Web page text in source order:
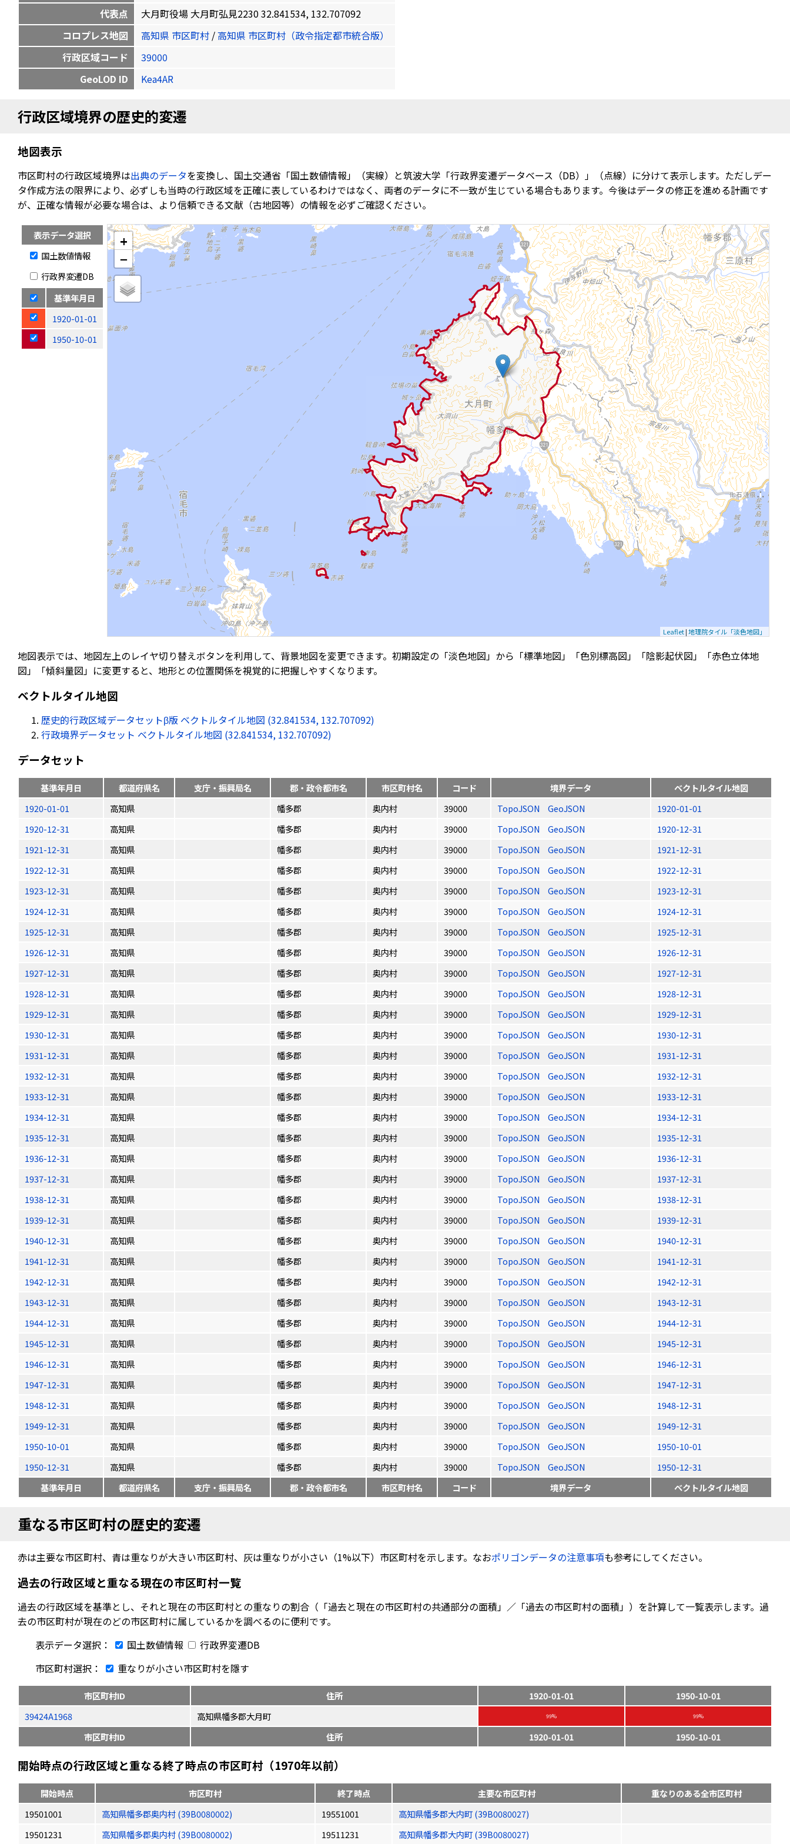
代表点
大月町役場 大月町弘見2230 32.841534, 132.707092
コロプレス地図
高知県 市区町村 /高知県 市区町村（政令指定都市統合版）
行政区域コード
39000
GeoLOD ID
Kea4AR
行政区域境界の歴史的変遷
地図表示
市区町村の行政区域境界は出典のデータを変換し、国土交通省「国土数値情報」（実線）と筑波大学「行政界変遷データベース（DB）」（点線）に分けて表示します。ただしデー
タ作成方法の限界により、必ずしも当時の行政区域を正確に表しているわけではなく、両者のデータに不一致が生じている場合もあります。今後はデータの修正を進める計画です
が、正確な情報が必要な場合は、より信頼できる文献（古地図等）の情報を必ずご確認ください。
表示データ選択
国土数値情報
行政界変遷DB
基準年月日
1920-01-01
1950-10-01
+
−
Leaflet|地理院タイル「淡色地図」
地図表示では、地図左上のレイヤ切り替えボタンを利用して、背景地図を変更できます。初期設定の「淡色地図」から「標準地図」「色別標高図」「陰影起伏図」「赤色立体地
図」「傾斜量図」に変更すると、地形との位置関係を視覚的に把握しやすくなります。
ベクトルタイル地図
歴史的行政区域データセットβ版 ベクトルタイル地図 (32.841534, 132.707092)
行政境界データセット ベクトルタイル地図 (32.841534, 132.707092)
データセット
基準年月日 都道府県名 支庁・振興局名 郡・政令都市名 市区町村名 コード 境界データ
ベクトルタイル地図
1920-01-01
高知県 幡多郡 奥内村 39000 TopoJSON GeoJSON
1920-01-01
1920-12-31
高知県 幡多郡 奥内村 39000 TopoJSON GeoJSON
1920-12-31
1921-12-31
高知県 幡多郡 奥内村 39000 TopoJSON GeoJSON
1921-12-31
1922-12-31
高知県 幡多郡 奥内村 39000 TopoJSON GeoJSON
1922-12-31
1923-12-31
高知県 幡多郡 奥内村 39000 TopoJSON GeoJSON
1923-12-31
1924-12-31
高知県 幡多郡 奥内村 39000 TopoJSON GeoJSON
1924-12-31
1925-12-31
高知県 幡多郡 奥内村 39000 TopoJSON GeoJSON
1925-12-31
1926-12-31
高知県 幡多郡 奥内村 39000 TopoJSON GeoJSON
1926-12-31
1927-12-31
高知県 幡多郡 奥内村 39000 TopoJSON GeoJSON
1927-12-31
1928-12-31
高知県 幡多郡 奥内村 39000 TopoJSON GeoJSON
1928-12-31
1929-12-31
高知県 幡多郡 奥内村 39000 TopoJSON GeoJSON
1929-12-31
1930-12-31
高知県 幡多郡 奥内村 39000 TopoJSON GeoJSON
1930-12-31
1931-12-31
高知県 幡多郡 奥内村 39000 TopoJSON GeoJSON
1931-12-31
1932-12-31
高知県 幡多郡 奥内村 39000 TopoJSON GeoJSON
1932-12-31
1933-12-31
高知県 幡多郡 奥内村 39000 TopoJSON GeoJSON
1933-12-31
1934-12-31
高知県 幡多郡 奥内村 39000 TopoJSON GeoJSON
1934-12-31
1935-12-31
高知県 幡多郡 奥内村 39000 TopoJSON GeoJSON
1935-12-31
1936-12-31
高知県 幡多郡 奥内村 39000 TopoJSON GeoJSON
1936-12-31
1937-12-31
高知県 幡多郡 奥内村 39000 TopoJSON GeoJSON
1937-12-31
1938-12-31
高知県 幡多郡 奥内村 39000 TopoJSON GeoJSON
1938-12-31
1939-12-31
高知県 幡多郡 奥内村 39000 TopoJSON GeoJSON
1939-12-31
1940-12-31
高知県 幡多郡 奥内村 39000 TopoJSON GeoJSON
1940-12-31
1941-12-31
高知県 幡多郡 奥内村 39000 TopoJSON GeoJSON
1941-12-31
1942-12-31
高知県 幡多郡 奥内村 39000 TopoJSON GeoJSON
1942-12-31
1943-12-31
高知県 幡多郡 奥内村 39000 TopoJSON GeoJSON
1943-12-31
1944-12-31
高知県 幡多郡 奥内村 39000 TopoJSON GeoJSON
1944-12-31
1945-12-31
高知県 幡多郡 奥内村 39000 TopoJSON GeoJSON
1945-12-31
1946-12-31
高知県 幡多郡 奥内村 39000 TopoJSON GeoJSON
1946-12-31
1947-12-31
高知県 幡多郡 奥内村 39000 TopoJSON GeoJSON
1947-12-31
1948-12-31
高知県 幡多郡 奥内村 39000 TopoJSON GeoJSON
1948-12-31
1949-12-31
高知県 幡多郡 奥内村 39000 TopoJSON GeoJSON
1949-12-31
1950-10-01
高知県 幡多郡 奥内村 39000 TopoJSON GeoJSON
1950-10-01
1950-12-31
高知県 幡多郡 奥内村 39000 TopoJSON GeoJSON
1950-12-31
基準年月日
都道府県名 支庁・振興局名 郡・政令都市名 市区町村名 コード 境界データ ベクトルタイル地図
重なる市区町村の歴史的変遷
赤は主要な市区町村、青は重なりが大きい市区町村、灰は重なりが小さい（1%以下）市区町村を示します。なおポリゴンデータの注意事項も参考にしてください。
過去の行政区域と重なる現在の市区町村一覧
過去の行政区域を基準とし、それと現在の市区町村との重なりの割合（「過去と現在の市区町村の共通部分の面積」／「過去の市区町村の面積」）を計算して一覧表示します。過
去の市区町村が現在のどの市区町村に属しているかを調べるのに便利です。
表示データ選択：
国土数値情報
行政界変遷DB
市区町村選択：
重なりが小さい市区町村を隱す
市区町村ID 住所 1920-01-01
1950-10-01
39424A1968
高知県幡多郡大月町 99% 99%
市区町村ID 住所 1920-01-01 1950-10-01
開始時点の行政区域と重なる終了時点の市区町村（1970年以前）
開始時点 市区町村 終了時点 主要な市区町村
重なりのある全市区町村
19501001
高知県幡多郡奥内村 (39B0080002) 19551001
高知県幡多郡大内町 (39B0080027)
19501231
高知県幡多郡奥内村 (39B0080002) 19511231 高知県幡多郡大内町 (39B0080027)